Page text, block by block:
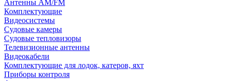
Антенны AM/FM
Комплектующие
Видеосистемы
Судовые камеры
Cудовые тепловизоры
Телевизионные антенны
Видеокабели
Комплектующие для лодок, катеров, яхт
Приборы контроля